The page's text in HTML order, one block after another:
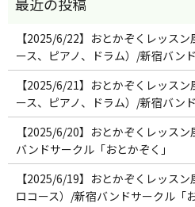
【2025/6/22】おとかぞくレッス
ース、ピアノ、ドラム）/新宿バン
【2025/6/21】おとかぞくレッス
ース、ピアノ、ドラム）/新宿バン
【2025/6/20】おとかぞくレッス
バンドサークル「おとかぞく」
【2025/6/19】おとかぞくレッス
ロコース）/新宿バンドサークル「